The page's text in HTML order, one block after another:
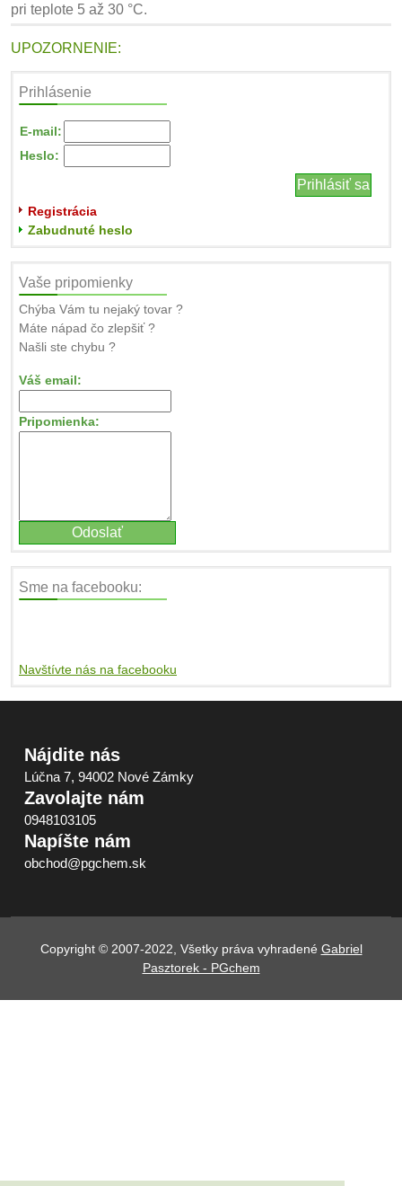
pri teplote 5 až 30 °C.
UPOZORNENIE:
Prihlásenie
E-mail:
Heslo:
Registrácia
Zabudnuté heslo
Vaše pripomienky
Chýba Vám tu nejaký tovar ?
Máte nápad čo zlepšiť ?
Našli ste chybu ?
Váš email:
Pripomienka:
Sme na facebooku:
Navštívte nás na facebooku
Nájdite nás
Lúčna 7, 94002 Nové Zámky
Zavolajte nám
0948103105
Napíšte nám
obchod@pgchem.sk
Copyright © 2007-2022, Všetky práva vyhradené Gabriel
Pasztorek - PGchem